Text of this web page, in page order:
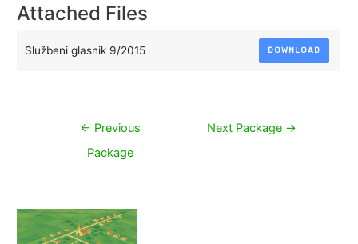
Attached Files
Službeni glasnik 9/2015 DOWNLOAD
Navigacija
← Previous
Package
Next Package →